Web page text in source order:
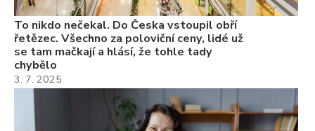
To nikdo nečekal. Do Česka vstoupil obří
řetězec. Všechno za poloviční ceny, lidé už
se tam mačkají a hlásí, že tohle tady
chybělo
3. 7. 2025